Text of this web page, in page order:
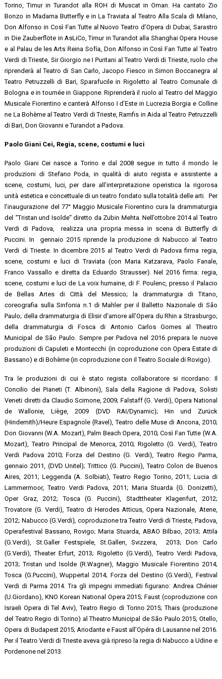
Torino, Timur in Turandot alla ROH di Muscat in Oman. Ha cantato Zio
Bonzo in Madama Butterfly e in La Traviata al Teatro Alla Scala di Milano,
Don Alfonso in Così Fan Tutte al Nuovo Teatro d’Opera di Dubai, Sarastro
in Die Zauberflöte in AsLiCo, Timur in Turandot alla Shanghai Opera House
e al Palau de les Arts Reina Sofía, Don Alfonso in Così Fan Tutte al Teatro
Verdi di Trieste, Sir Giorgio ne I Puritani al Teatro Verdi di Trieste, ruolo che
riprenderà al Teatro di San Carlo, Jacopo Fiesco in Simon Boccanegra al
Teatro Petruzzelli di Bari, Sparafucile in Rigoletto al Teatro Comunale di
Bologna e in tournée in Giappone. Riprenderà il ruolo al Teatro del Maggio
Musicale Fiorentino e canterà Alfonso I d’Este in Lucrezia Borgia e Colline
ne La Bohème al Teatro Verdi di Trieste, Ramfis in Aida al Teatro Petruzzelli
di Bari, Don Giovanni e Turandot a Padova.
Paolo Giani Cei, Regia, scene, costumi e luci
Paolo Giani Cei nasce a Torino e dal 2008 segue in tutto il mondo le
produzioni di Stefano Poda, in qualità di aiuto regista e assistente a
scene, costumi, luci, per dare all’interpretazione operistica la rigorosa
unità estetica e concettuale di un teatro fondato sulla totalità delle arti. Per
l’inaugurazione del 77° Maggio Musicale Fiorentino cura la drammaturgia
del “Tristan und Isolde” diretto da Zubin Mehta. Nell’ottobre 2014 al Teatro
Verdi di Padova, realizza una propria messa in scena di Butterfly di
Puccini. In gennaio 2015 riprende la produzione di Nabucco al Teatro
Verdi di Trieste. In dicembre 2015 al Teatro Verdi di Padova firma regia,
scene, costumi e luci di Traviata (con Maria Katzarava, Paolo Fanale,
Franco Vassallo e diretta da Eduardo Strausser). Nel 2016 firma: regia,
scene, costumi e luci de La voix humaine, di F. Poulenc, presso il Palacio
de Bellas Artes di Città del Messico; la drammaturgia di Titano,
coreografia sulla Sinfonia n.1 di Mahler per il Balletto Nazionale di São
Paulo; della drammaturgia di Elisir d’amore all’Opera du Rhin a Strasburgo;
della drammaturgia di Fosca di Antonio Carlos Gomes al Theatro
Municipal de São Paulo. Sempre per Padova nel 2016 prepara le nuove
produzioni di Capuleti e Montecchi (in coproduzione con Opera Estate di
Bassano) e di Bohème (in coproduzione con il Teatro Sociale di Rovigo).
Tra le produzioni di cui è stato regista collaboratore si ricordano: Il
Concilio dei Pianeti (T. Albinoni), Sala della Ragione di Padova, Solisti
Veneti diretti da Claudio Scimone, 2009; Falstaff (G. Verdi), Opera National
de Wallonie, Liège, 2009 (DVD RAI/Dynamic); Hin und Zurück
(Hindemith)/Heure Espagnole (Ravel), Teatro delle Muse di Ancona, 2010;
Don Giovanni (W.A. Mozart), Palm Beach Opera, 2010; Così Fan Tutte (W.A.
Mozart), Teatro Principal de Menorca, 2010; Rigoletto (G. Verdi), Teatro
Verdi Padova 2010; Forza del Destino (G. Verdi), Teatro Regio Parma,
gennaio 2011, (DVD Unitel); Trittico (G. Puccini), Teatro Colon de Buenos
Aires, 2011; Leggenda (A. Solbiati), Teatro Regio Torino, 2011; Lucia di
Lammermoor, Teatro Verdi Padova, 2011; Maria Stuarda (G. Donizetti),
Oper Graz, 2012; Tosca (G. Puccini), Stadttheater Klagenfurt, 2012;
Trovatore (G. Verdi), Teatro di Herodes Atticus, Opera Nazionale, Atene,
2012; Nabucco (G.Verdi) coproduzione tra Teatro Verdi di Trieste, Padova,
Operafestival Bassano Rovigo; Maria Stuarda, ABAO Bilbao, 2013; Attila
(G.Verdi), St.Galler Festspiele, St.Gallen, Svizzera, 2013; Don Carlo
(G.Verdi), Theater Erfurt, 2013; Rigoletto (G.Verdi), Teatro Verdi Padova,
2013; Tristan und Isolde (R.Wagner), Maggio Musicale Fiorentino 2014;
Tosca (G.Puccini), Wuppertal 2014; Forza del Destino (G.Verdi), Festival
Verdi di Parma 2014. Tra gli impegni immediati figurano: Andrea Chénier
(U.Giordano), KNO Korean National Opera 2015; Faust (coproduzione con
Israeli Opera di Tel Aviv), Teatro Regio di Torino 2015; Thais (produzione
del Teatro Regio di Torino) al Theatro Municipal de São Paulo 2015; Otello,
Opera di Budapest 2015; Ariodante e Faust all’Opéra di Lausanne nel 2016.
Per il Teatro Verdi di Trieste aveva già ripreso la regia di Nabucco a Udine e
Pordenone nel 2013.